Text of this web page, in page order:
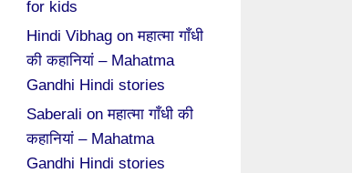
for kids
Hindi Vibhag onमहात्मा गाँधी
की कहानियां – Mahatma
Gandhi Hindi stories
Saberali onमहात्मा गाँधी की
कहानियां – Mahatma
Gandhi Hindi stories